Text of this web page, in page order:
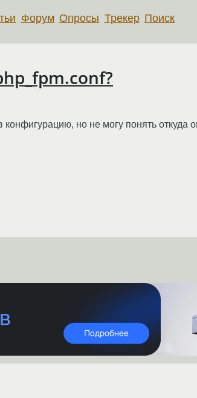
Форум Опросы Трекер Поиск
но не могу понять откуда